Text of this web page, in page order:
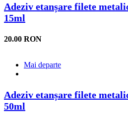
Adeziv etanșare filete
15ml
20.00 RON
Mai departe
Adeziv etanșare filete
50ml